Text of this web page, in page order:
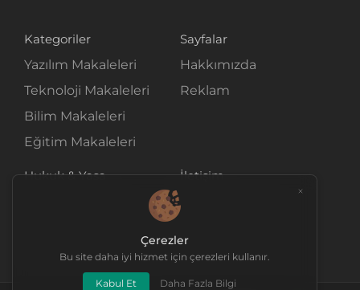
Çerezler
Bu site daha iyi hizmet için çerezleri kullanır.
Kabul Et Daha Fazla Bilgi
Kategoriler
Yazılım Makaleleri
Teknoloji Makaleleri
Bilim Makaleleri
Eğitim Makaleleri
Sayfalar
Hakkımızda
Reklam
Hukuk & Yasa
Kullanıcı Sözleşmesi
İletişim
İletişim Formu